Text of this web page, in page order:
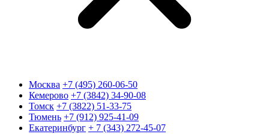
Москва +7 (495) 260-06-50
Кемерово +7 (3842) 34-90-08
Томск +7 (3822) 51-33-75
Тюмень +7 (912) 925-41-09
Екатеринбург + 7 (343) 272-45-07